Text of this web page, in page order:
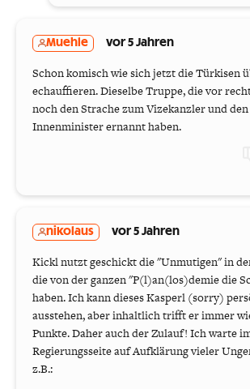
Muehle vor 5 Jahren
Schon komisch wie sich jetzt die Türkisen
echauffieren. Dieselbe Truppe, die vor
noch den Strache zum Vizekanzler und
Innenminister ernannt haben.
nikolaus vor 5 Jahren
Kickl nutzt geschickt die "Unmutigen" in
die von der ganzen "P(l)an(los)demie die
haben. Ich kann dieses Kasperl (sorry)
ausstehen, aber inhaltlich trifft er immer
Punkte. Daher auch der Zulauf! Ich warte
Regierungsseite auf Aufklärung vieler
z.B.: